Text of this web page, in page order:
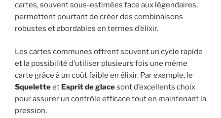
cartes, souvent sous-estimées face aux légendaires,
permettent pourtant de créer des combinaisons
robustes et abordables en termes d’élixir.
Les cartes communes offrent souvent un cycle rapide
et la possibilité d’utiliser plusieurs fois une même
carte grâce à un coût faible en élixir. Par exemple, le
Squeletteet Esprit de glacesont d’excellents choix
pour assurer un contrôle efficace tout en maintenant la
pression.